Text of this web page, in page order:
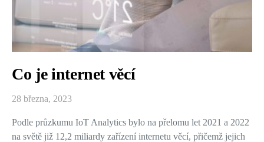
Co je internet věcí
28 března, 2023
Podle průzkumu IoT Analytics bylo na přelomu let 2021 a 2022
na světě již 12,2 miliardy zařízení internetu věcí, přičemž jejich